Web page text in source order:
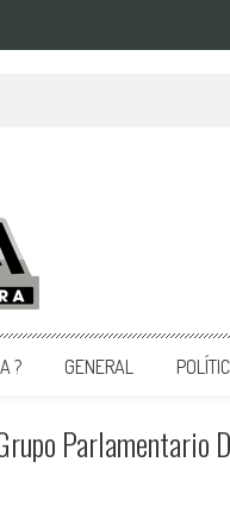
Sonora
? GENERAL
Parlamentario